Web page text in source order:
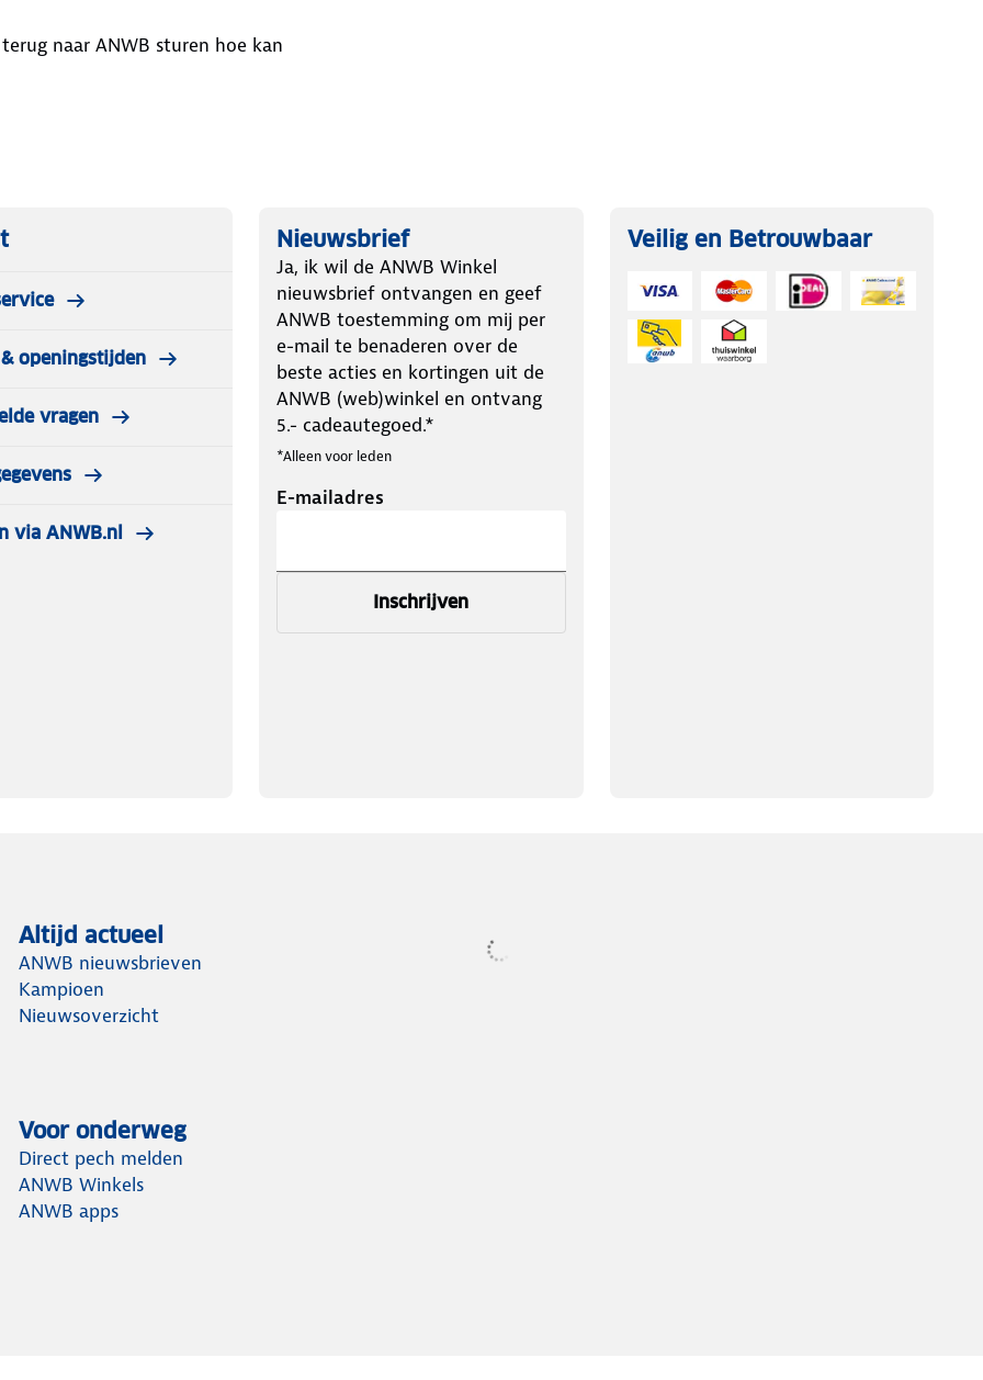
en hoge lichttransmissie.
op de standaard garantie.
naar ANWB sturen hoe kan
openingstijden
vragen
via ANWB.nl
Nieuwsbrief
Ja, ik wil de ANWB Winkel
nieuwsbrief ontvangen en geef
ANWB toestemming om mij per
e-mail te benaderen over de
beste acties en kortingen uit de
ANWB (web)winkel en ontvang
5.- cadeautegoed.*
*Alleen voor leden
E-mailadres
Inschrijven
Veilig en Betrouwbaar
Altijd actueel
ANWB nieuwsbrieven
Kampioen
Nieuwsoverzicht
Voor onderweg
Direct pech melden
ANWB Winkels
ANWB apps